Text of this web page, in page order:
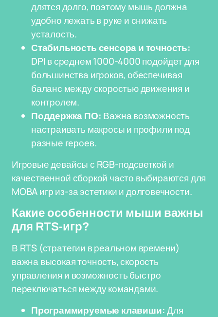
длятся долго, поэтому мышь должна
удобно лежать в руке и снижать
усталость.
Стабильность сенсора и точность:
DPI в среднем 1000-4000 подойдет для
большинства игроков, обеспечивая
баланс между скоростью движения и
контролем.
Поддержка ПО: Важна возможность
настраивать макросы и профили под
разные героев.
Игровые девайсы с RGB-подсветкой и
качественной сборкой часто выбираются для
MOBA игр из-за эстетики и долговечности.
Какие особенности мыши важны
для RTS-игр?
В RTS (стратегии в реальном времени)
важна высокая точность, скорость
управления и возможность быстро
переключаться между командами.
Программируемые клавиши:Для